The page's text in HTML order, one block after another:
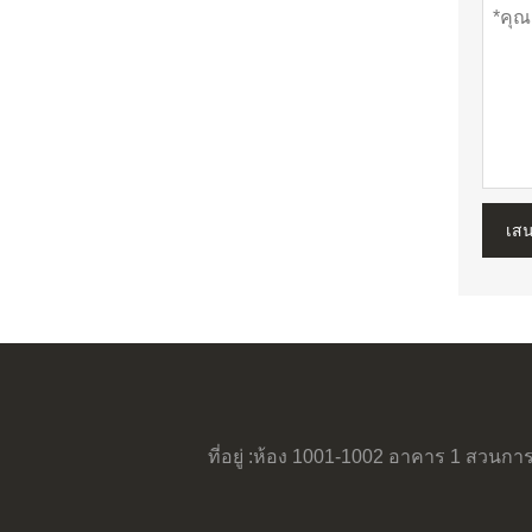
เส
ที่อยู่ :ห้อง 1001-1002 อาคาร 1 สวนก